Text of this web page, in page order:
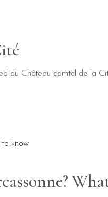
du Château comtal de la